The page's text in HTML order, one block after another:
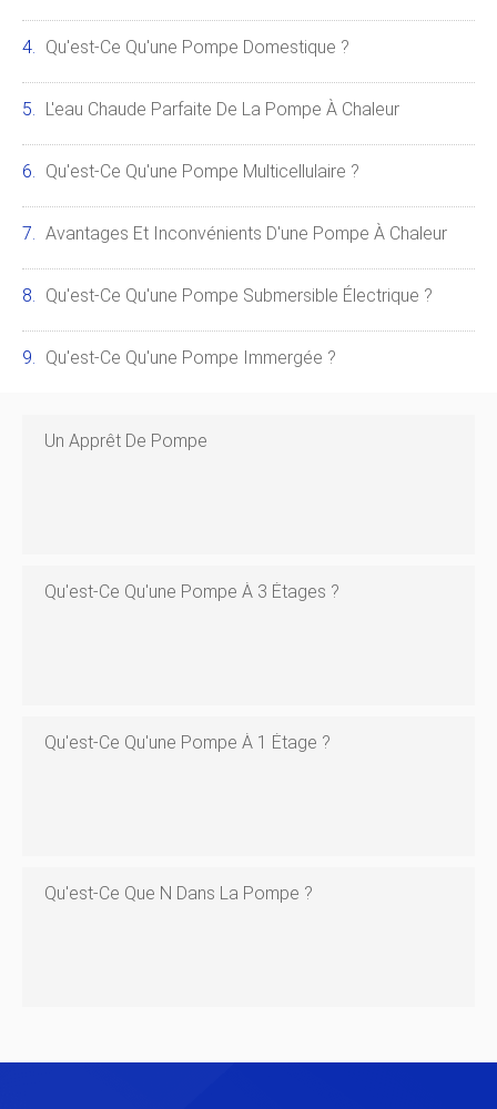
Qu'est-Ce Qu'une Pompe Domestique ?
L'eau Chaude Parfaite De La Pompe À Chaleur
Qu'est-Ce Qu'une Pompe Multicellulaire ?
Avantages Et Inconvénients D'une Pompe À Chaleur
Qu'est-Ce Qu'une Pompe Submersible Électrique ?
Qu'est-Ce Qu'une Pompe Immergée ?
Un Apprêt De Pompe
Qu'est-Ce Qu'une Pompe À 3 Étages ?
Qu'est-Ce Qu'une Pompe À 1 Étage ?
Qu'est-Ce Que N Dans La Pompe ?